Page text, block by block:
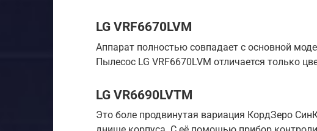
LG VRF6670LVM
Аппарат полностью совпадает с основной
Пылесос LG VRF6670LVM отличается только
LG VR6690LVTM
Это боле продвинутая вариация КордЗеро